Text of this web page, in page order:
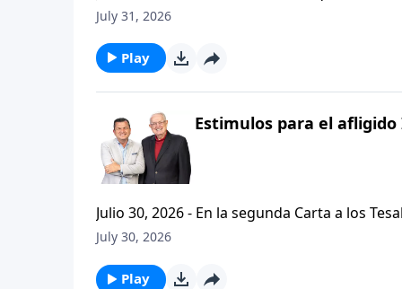
problemas, buscando empaquetar nuestros problemas en
respuestas a nuestros dilemas con esta serie
July 31, 2026
Play
Estimulos para el
Julio 30, 2026 - En la segunda Carta a los
permanezcan firmes y aferrados a las
del mensaje que comenzamos hace un par
July 30, 2026
Play